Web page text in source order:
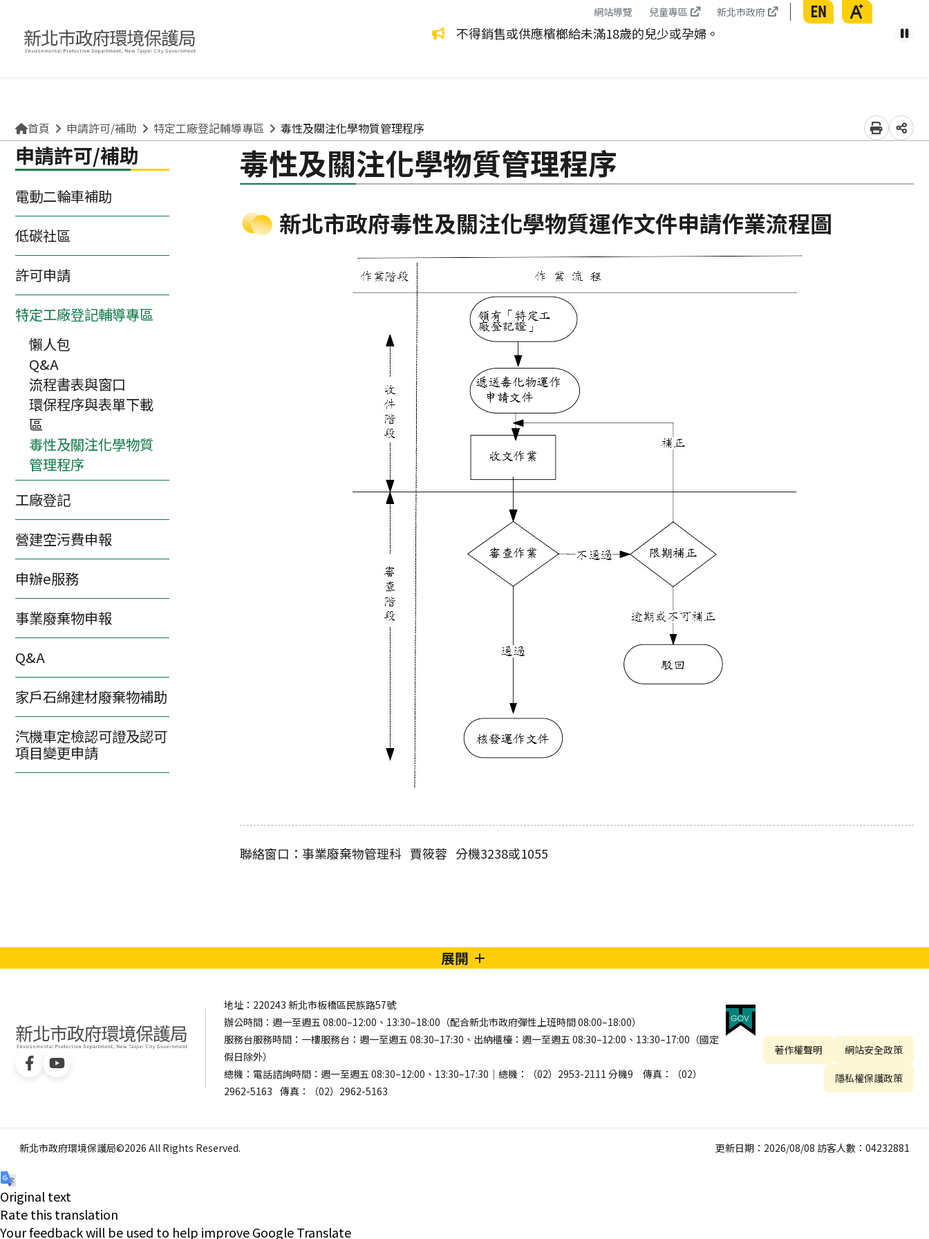
網站導覽 兒童專區 新北市政府 English 放大
咖啡檳榔、檳榔糖葫蘆？ 檳榔不管加了什麼風味，都是致癌物！請拒絕嚼食。 不得銷售或供應檳榔給未滿18歲的兒少或孕婦。 健康
暫
首頁 申請許可/補助 特定工廠登記輔導專區 毒性及關注化學物質管理程序 列印分享
申請許可/補助
電動二輪車補助
低碳社區
許可申請
特定工廠登記輔導專區
懶人包
Q&A
流程書表與窗口
環保程序與表單下載
區
毒性及關注化學物質
管理程序
工廠登記
營建空污費申報
申辦e服務
事業廢棄物申報
Q&A
家戶石綿建材廢棄物補助
汽機車定檢認可證及認可
項目變更申請
毒性及關注化學物質管理程序
新北市政府毒性及關注化學物質運作文件申請作業流程圖
聯絡窗口：事業廢棄物管理科 賈筱蓉 分機3238或1055
展開
地址：220243 新北市板橋區民族路57號
辦公時間：週一至週五 08:00–12:00、13:30–18:00（配合新北市政府彈性上班時間 08:00–18:00）
服務台服務時間：一樓服務台：週一至週五 08:30–17:30、出納櫃檯：週一至週五 08:30–12:00、13:30–17:00（國定
假日除外）
總機：電話諮詢時間：週一至週五 08:30–12:00、13:30–17:30｜總機：（02）2953-2111 分機9 傳真：（02）
2962-5163 傳真：（02）2962-5163
著作權聲明 網站安全政策
隱私權保護政策
新北市政府環境保護局©2026 All Rights Reserved. 更新日期：2026/08/08 訪客人數：04232881
Original text
Rate this translation
Your feedback will be used to help improve Google Translate